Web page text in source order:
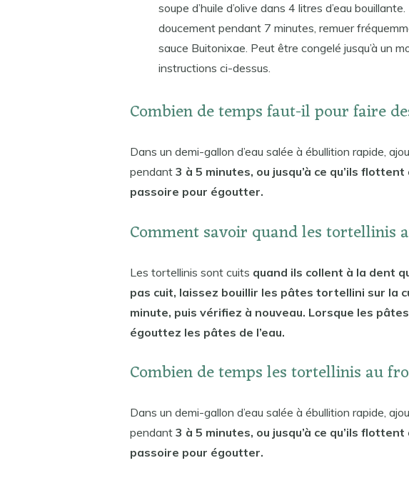
soupe d’huile d’olive dans 4 litres d’eau
doucement pendant 7 minutes, remuer
sauce Buitonixae. Peut être congelé jusqu’à un
instructions ci-dessus.
Combien de temps faut-il pour faire
Dans un demi-gallon d’eau salée à ébullition rapide,
pendant 3 à 5 minutes, ou jusqu’à ce qu’ils
passoire pour égoutter.
Comment savoir quand les tortellinis
Les tortellinis sont cuits quand ils collent à la dent
pas cuit, laissez bouillir les pâtes tortellini sur la
minute, puis vérifiez à nouveau. Lorsque les
égouttez les pâtes de l’eau.
Combien de temps les tortellinis au
Dans un demi-gallon d’eau salée à ébullition rapide,
pendant 3 à 5 minutes, ou jusqu’à ce qu’ils
passoire pour égoutter.